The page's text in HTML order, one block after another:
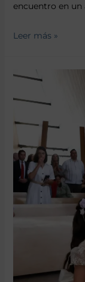
encuentro en un
Leer más »